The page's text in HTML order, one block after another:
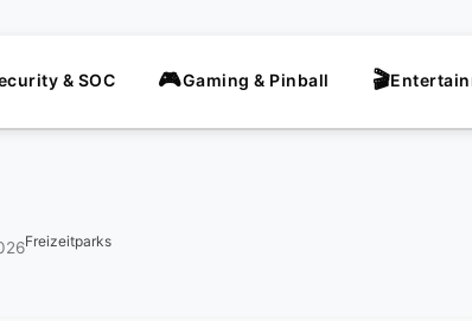
& SOC Gaming & Pinball
Freizeitparks